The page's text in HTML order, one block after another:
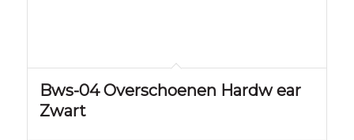
Bws-04 Overschoenen Hardw ear
Zwart